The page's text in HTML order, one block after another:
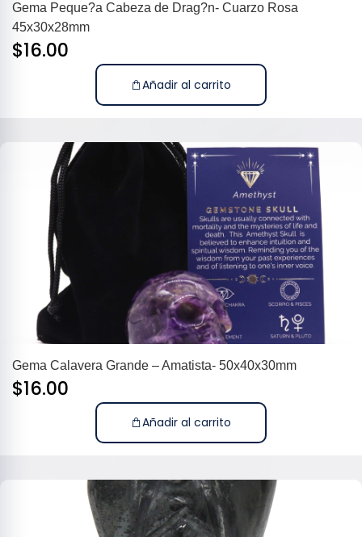
Gema Peque?a Cabeza de Drag?n- Cuarzo Rosa
45x30x28mm
$16.00
Añadir al carrito
Gema Calavera Grande – Amatista- 50x40x30mm
$16.00
Añadir al carrito